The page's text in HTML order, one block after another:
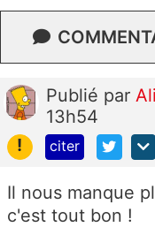
Publié par
13h54
!
citer
Il nous manque
c'est tout bon !